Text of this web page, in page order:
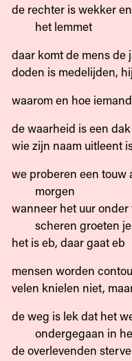
de rechter is wekker
het lemmet
daar komt de mens de
doden is medelijden,
waarom en hoe
de waarheid is een
wie zijn naam uitleent
we proberen een touw
morgen
wanneer het uur
scheren groeten je
het is eb, daar gaat eb
mensen worden
velen knielen niet,
de weg is lek dat het
ondergegaan in
de overlevenden